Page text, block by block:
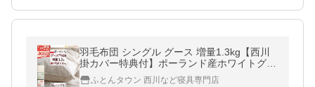
羽毛布団 シングル グース 増量1.3kg【西川
掛カバー特典付】ポーランド産ホワイトグー
ス ダウン90% DP400 綿100％ 羽毛掛けふと
ふとんタウン 西川など寝具専門店